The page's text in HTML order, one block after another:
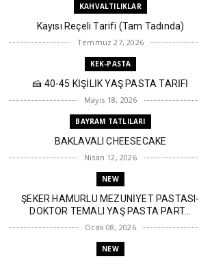
KAHVALTILIKLAR
Kayısı Reçeli Tarifi (Tam Tadında)
Temmuz 27, 2026
KEK-PASTA
🍰 40-45 KİŞİLİK YAŞ PASTA TARİFİ
Mayıs 18, 2026
BAYRAM TATLILARI
BAKLAVALI CHEESECAKE
Nisan 12, 2026
NEW
ŞEKER HAMURLU MEZUNİYET PASTASI-
DOKTOR TEMALI YAŞ PASTA PART...
Ocak 08, 2026
NEW